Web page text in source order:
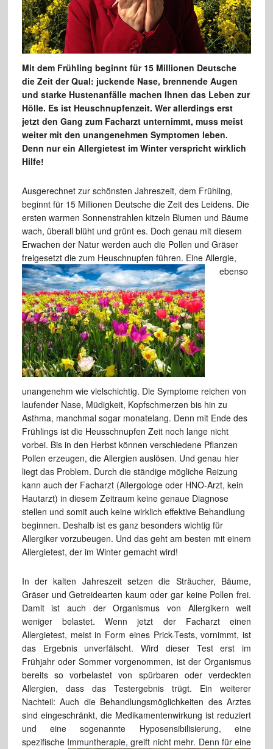
Mit dem Frühling beginnt für 15 Millionen Deutsche
die Zeit der Qual: juckende Nase, brennende Augen
und starke Hustenanfälle machen Ihnen das Leben zur
Hölle. Es ist Heuschnupfenzeit. Wer allerdings erst
jetzt den Gang zum Facharzt unternimmt, muss meist
weiter mit den unangenehmen Symptomen leben.
Denn nur ein Allergietest im Winter verspricht wirklich
Hilfe!
Ausgerechnet zur schönsten Jahreszeit, dem Frühling,
beginnt für 15 Millionen Deutsche die Zeit des Leidens. Die
ersten warmen Sonnenstrahlen kitzeln Blumen und Bäume
wach, überall blüht und grünt es. Doch genau mit diesem
Erwachen der Natur werden auch die Pollen und Gräser
freigesetzt die zum Heuschnupfen führen. Eine Allergie,
ebenso
unangenehm wie vielschichtig. Die Symptome reichen von
laufender Nase, Müdigkeit, Kopfschmerzen bis hin zu
Asthma, manchmal sogar monatelang. Denn mit Ende des
Frühlings ist die Heusschnupfen Zeit noch lange nicht
vorbei. Bis in den Herbst können verschiedene Pflanzen
Pollen erzeugen, die Allergien auslösen. Und genau hier
liegt das Problem. Durch die ständige mögliche Reizung
kann auch der Facharzt (Allergologe oder HNO-Arzt, kein
Hautarzt) in diesem Zeitraum keine genaue Diagnose
stellen und somit auch keine wirklich effektive Behandlung
beginnen. Deshalb ist es ganz besonders wichtig für
Allergiker vorzubeugen. Und das geht am besten mit einem
Allergietest, der im Winter gemacht wird!
In der kalten Jahreszeit setzen die Sträucher, Bäume,
Gräser und Getreidearten kaum oder gar keine Pollen frei.
Damit ist auch der Organismus von Allergikern weit
weniger belastet. Wenn jetzt der Facharzt einen
Allergietest, meist in Form eines Prick-Tests, vornimmt, ist
das Ergebnis unverfälscht. Wird dieser Test erst im
Frühjahr oder Sommer vorgenommen, ist der Organismus
bereits so vorbelastet von spürbaren oder verdeckten
Allergien, dass das Testergebnis trügt. Ein weiterer
Nachteil: Auch die Behandlungsmöglichkeiten des Arztes
sind eingeschränkt, die Medikamentenwirkung ist reduziert
und eine sogenannte Hyposensibilisierung, eine
spezifische Immuntherapie, greift nicht mehr. Denn für eine